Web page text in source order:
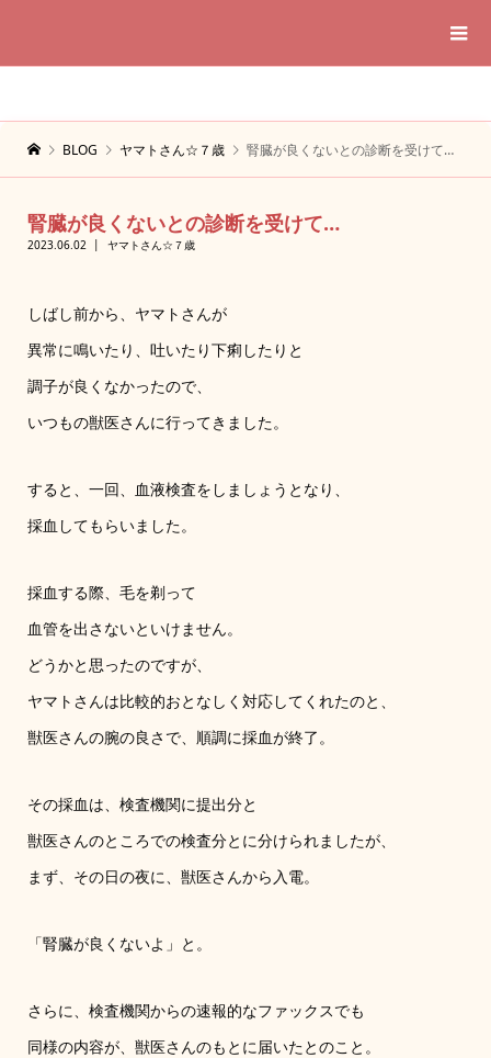
BLOG ヤマトさん☆７歳 腎臓が良くないとの診断を受けて…
腎臓が良くないとの診断を受けて…
2023.06.02 ヤマトさん☆７歳
しばし前から、ヤマトさんが
異常に鳴いたり、吐いたり下痢したりと
調子が良くなかったので、
いつもの獣医さんに行ってきました。
すると、一回、血液検査をしましょうとなり、
採血してもらいました。
採血する際、毛を剃って
血管を出さないといけません。
どうかと思ったのですが、
ヤマトさんは比較的おとなしく対応してくれたのと、
獣医さんの腕の良さで、順調に採血が終了。
その採血は、検査機関に提出分と
獣医さんのところでの検査分とに分けられましたが、
まず、その日の夜に、獣医さんから入電。
「腎臓が良くないよ」と。
さらに、検査機関からの速報的なファックスでも
同様の内容が、獣医さんのもとに届いたとのこと。